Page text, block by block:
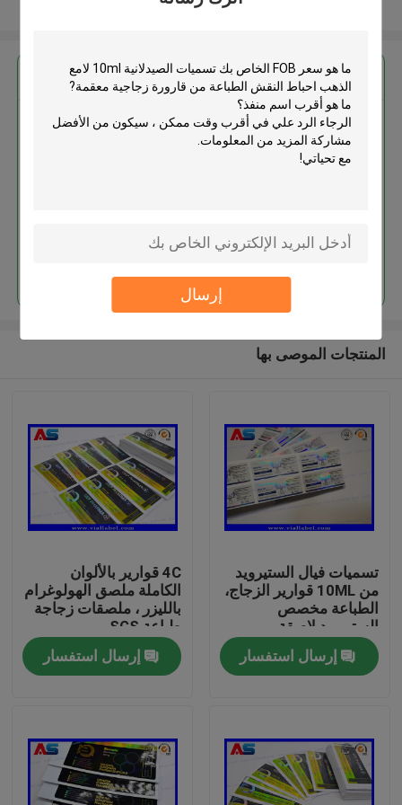
إرسال
منتجات
معلومات عنا
عرض المزيد
احصل على افضل سعر ل
تسميات الصيدلانية 10ml لامع الذهب
احباط النقش الطباعة من قارورة
المنتجات الموصى بها
تسميات فيال الستيرويد
من 10ML قوارير الزجاج،
الطباعة مخصص
الستيرويد لاصقة
إرسال استفسار
4C قوارير بالألوان
الكاملة ملصق الهولوغرام
بالليزر ، ملصقات زجاجة
طباعة SGS
إرسال استفسار